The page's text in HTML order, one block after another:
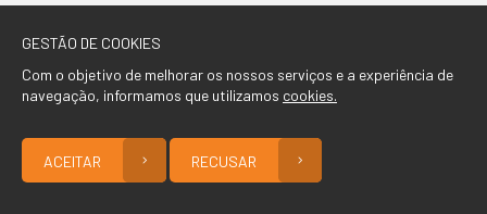
GESTÃO DE COOKIES
Com o objetivo de melhorar os nossos serviços e a experiência de
navegação, informamos que utilizamos cookies.
ACEITAR RECUSAR